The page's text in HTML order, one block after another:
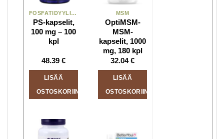
FOSFATIDYYLISERIINI
PS-kapselit,
100 mg – 100
kpl
48.39 €
LISÄÄ
OSTOSKORIIN
MSM
OptiMSM-
MSM-
kapselit, 1000
mg, 180 kpl
32.04€
LISÄÄ
OSTOSKORIIN